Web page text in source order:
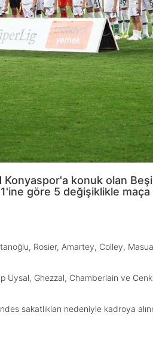
Konyaspor'a konuk olan
göre 5 değişiklikle maça
Rosier, Amartey, Colley,
Uysal, Ghezzal, Chamberlain ve
sakatlıkları nedeniyle kadroya